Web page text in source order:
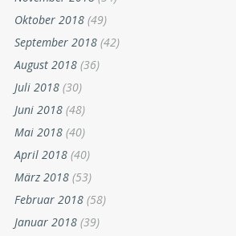
Oktober 2018 (49)
September 2018 (42)
August 2018 (36)
Juli 2018 (30)
Juni 2018 (48)
Mai 2018 (40)
April 2018 (40)
März 2018 (53)
Februar 2018 (58)
Januar 2018 (39)